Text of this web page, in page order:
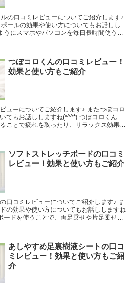
の口コミレビューについてご紹介します♪
ールの効果や使い方についてもお話しし
うにスマホやパソコンを毎日長時間使う現
ス・マッサージ用品の中でも最も人気の高
間違いなさそうですね。
つぼコロくんの口コミレビュー！
効果と使い方もご紹介
ューについてご紹介します♪ またつぼコロ
てもお話ししますね(*^^*) つぼコロくん
ことで疲れを取ったり、リラックス効果が
ソフトストレッチボードの口コミ
レビュー！効果と使い方もご紹介
口コミレビューについてご紹介します♪ ま
の効果や使い方についてもお話ししますね
ードを使うことで、両足乗せや片足乗せで
の体の硬さに合わせて角度を７段階で調
たストレッチができるという点も魅力的で
あしやすめ足裏樹液シートの口コ
ミレビュー！効果と使い方もご紹
介